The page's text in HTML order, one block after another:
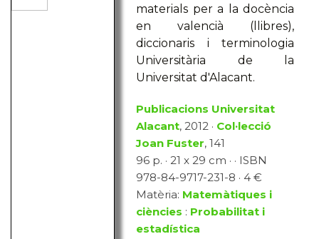
materials per a la docència
en valencià (llibres),
diccionaris i terminologia
Universitària de la
Universitat d'Alacant.
Publicacions Universitat
Alacant, 2012 · Col·lecció
Joan Fuster, 141
96 p. · 21 x 29 cm · · ISBN
978-84-9717-231-8 · 4 €
Matèria: Matemàtiques i
ciències : Probabilitat i
estadística